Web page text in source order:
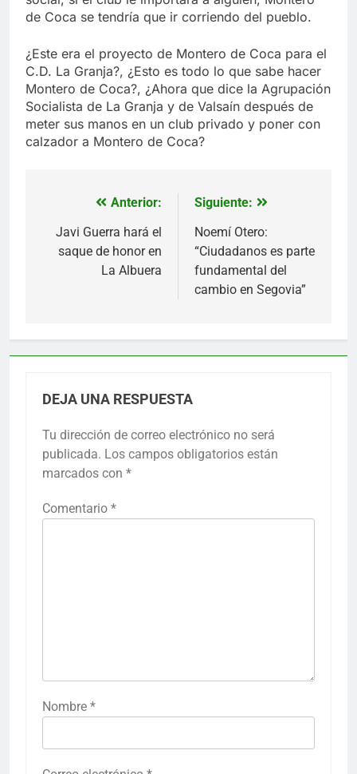
de Coca se tendría que ir corriendo del pueblo.
¿Este era el proyecto de Montero de Coca para el
C.D. La Granja?, ¿Esto es todo lo que sabe hacer
Montero de Coca?, ¿Ahora que dice la Agrupación
Socialista de La Granja y de Valsaín después de
meter sus manos en un club privado y poner con
calzador a Montero de Coca?
Navegación
de
entradas
Anterior:
Javi Guerra hará el
saque de honor en
La Albuera
Siguiente:
Noemí Otero:
“Ciudadanos es parte
fundamental del
cambio en Segovia”
DEJA UNA RESPUESTA
Tu dirección de correo electrónico no será
publicada. Los campos obligatorios están
marcados con *
Comentario *
Nombre *